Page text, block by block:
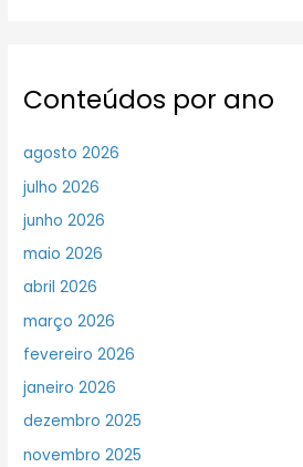
Conteúdos por ano
agosto 2026
julho 2026
junho 2026
maio 2026
abril 2026
março 2026
fevereiro 2026
janeiro 2026
dezembro 2025
novembro 2025